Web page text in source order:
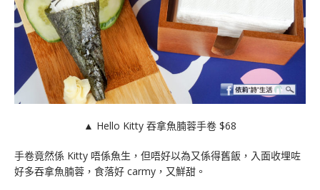
▲ Hello Kitty 吞拿魚腩蓉手卷 $68
手卷竟然係 Kitty 唔係魚生，但唔好以為又係得舊飯，入面收埋咗
好多吞拿魚腩蓉，食落好 carmy，又鮮甜。